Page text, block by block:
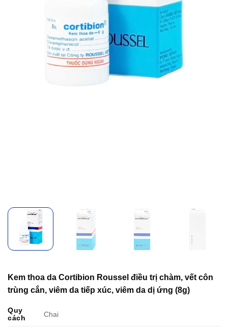
Kem thoa da Cortibion Roussel điều trị chàm, vết côn
trùng cắn, viêm da tiếp xúc, viêm da dị ứng (8g)
Quy
cách
Chai